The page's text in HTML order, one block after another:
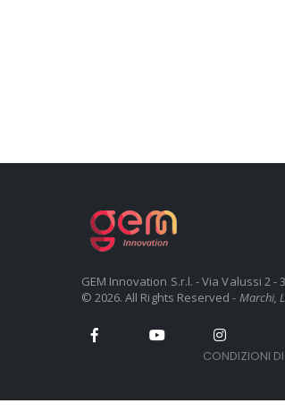
GEM Innovation S.r.l. - Via Valussi 2 -
© 2026. All Rights Reserved - Marchi,
CONDIZIONI